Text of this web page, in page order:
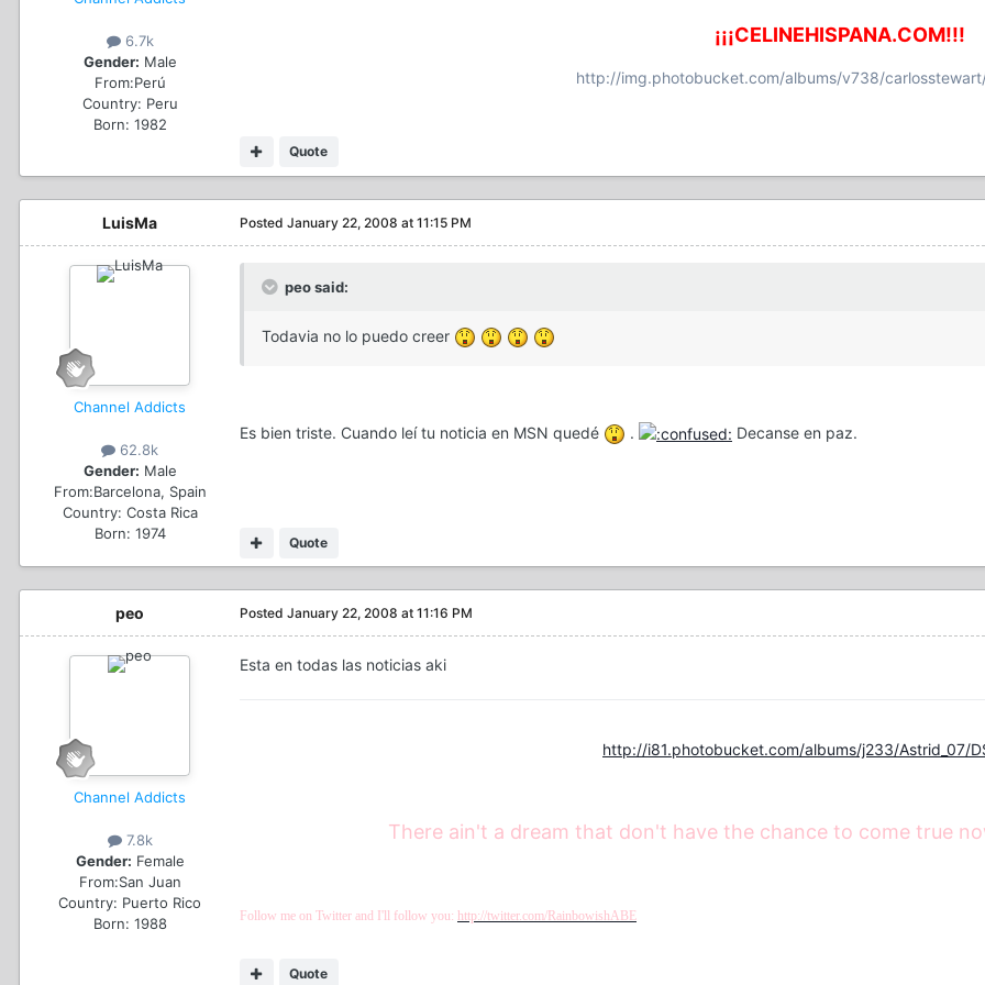
6.7k
Gender: Male
From:Perú
Country: Peru
Born: 1982
Quote
¡¡¡CELINEHISPANA.COM!!!
http://img.photobucket.com/albums/v738/
LuisMa
Channel Addicts
62.8k
Gender: Male
From:Barcelona, Spain
Country: Costa Rica
Born: 1974
Posted January 22, 2008 at 11:15 PM
peo said:
Todavia no lo puedo creer
Es bien triste. Cuando leí tu noticia en MSN quedé . Decanse en paz.
Quote
peo
Channel Addicts
7.8k
Gender: Female
From:San Juan
Country: Puerto Rico
Born: 1988
Posted January 22, 2008 at 11:16 PM
Esta en todas las noticias aki
Quote
http://i81.photobucket.com/albums/j233/Astrid_07/
There ain't a dream that don't have the chance to come true
Follow me on Twitter and I'll follow you: http://twitter.com/RainbowishABE